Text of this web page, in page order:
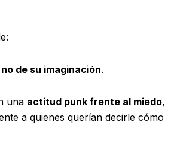
de su imaginación.
una actitud punk frente al miedo,
a quienes querían decirle cómo